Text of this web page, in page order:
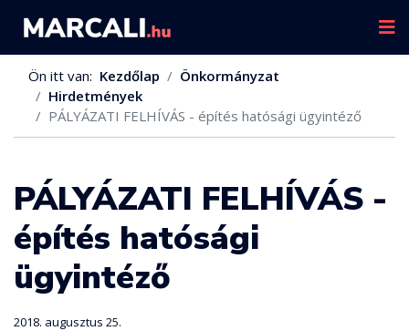
Ön itt van: Kezdőlap
Önkormányzat
Hirdetmények
PÁLYÁZATI FELHÍVÁS - építés hatósági ügyintéző
PÁLYÁZATI FELHÍVÁS -
építés hatósági
ügyintéző
2018. augusztus 25.